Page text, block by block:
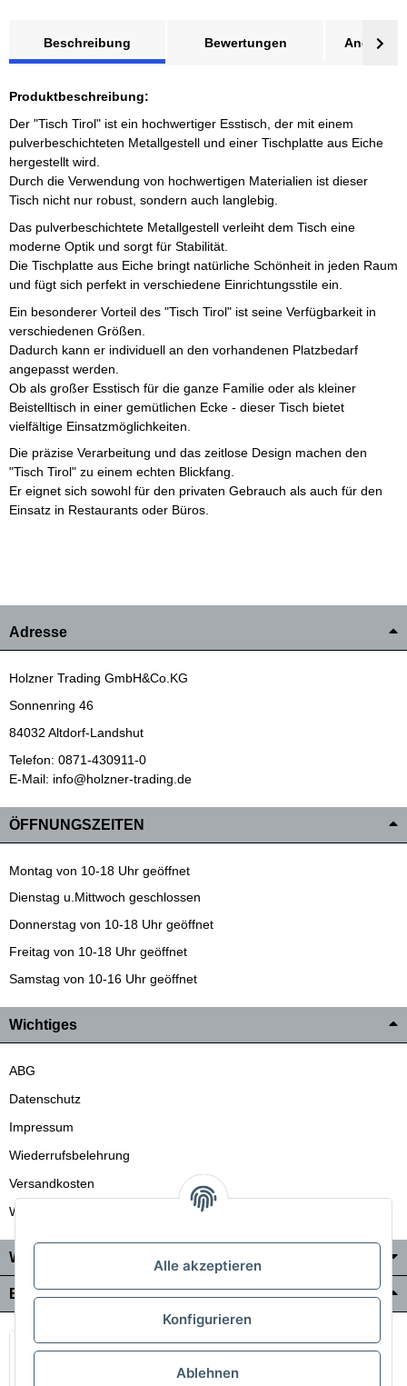
Beschreibung Bewertungen Angebot
Produktbeschreibung:
Der "Tisch Tirol" ist ein hochwertiger Esstisch, der mit einem
pulverbeschichteten Metallgestell und einer Tischplatte aus Eiche
hergestellt wird.
Durch die Verwendung von hochwertigen Materialien ist dieser
Tisch nicht nur robust, sondern auch langlebig.
Das pulverbeschichtete Metallgestell verleiht dem Tisch eine
moderne Optik und sorgt für Stabilität.
Die Tischplatte aus Eiche bringt natürliche Schönheit in jeden Raum
und fügt sich perfekt in verschiedene Einrichtungsstile ein.
Ein besonderer Vorteil des "Tisch Tirol" ist seine Verfügbarkeit in
verschiedenen Größen.
Dadurch kann er individuell an den vorhandenen Platzbedarf
angepasst werden.
Ob als großer Esstisch für die ganze Familie oder als kleiner
Beistelltisch in einer gemütlichen Ecke - dieser Tisch bietet
vielfältige Einsatzmöglichkeiten.
Die präzise Verarbeitung und das zeitlose Design machen den
"Tisch Tirol" zu einem echten Blickfang.
Er eignet sich sowohl für den privaten Gebrauch als auch für den
Einsatz in Restaurants oder Büros.
Adresse
Holzner Trading GmbH&Co.KG
Sonnenring 46
84032 Altdorf-Landshut
Telefon: 0871-430911-0
E-Mail: info@holzner-trading.de
ÖFFNUNGSZEITEN
Montag von 10-18 Uhr geöffnet
Dienstag u.Mittwoch geschlossen
Donnerstag von 10-18 Uhr geöffnet
Freitag von 10-18 Uhr geöffnet
Samstag von 10-16 Uhr geöffnet
Wichtiges
ABG
Datenschutz
Impressum
Wiederrufsbelehrung
Versandkosten
Wir liefern auch in die Schweiz
Wo Sie uns finden
Bezahlung & Versand
Alle akzeptieren
Konfigurieren
Ablehnen